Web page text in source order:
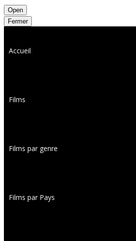
Open
Fermer
Accueil
Films
Films par genre
Films par Pays